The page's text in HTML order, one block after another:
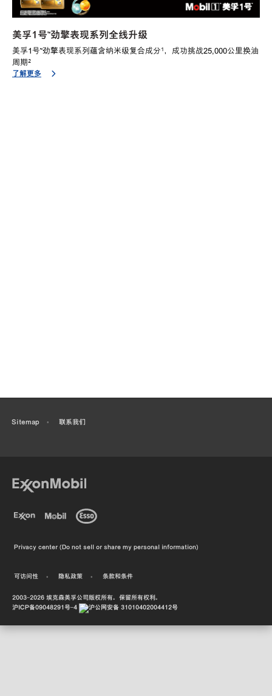
美孚1号™劲擎表现系列全线升级
美孚1号™劲擎表现系列蕴含纳米级复合成分¹，成功挑战25,000公里换油
周期²
了解更多
Sitemap • 联系我们
Privacy center (Do not sell or share my personal information)
可访问性 • 隐私政策 • 条款和条件
2003-2026 埃克森美孚公司版权所有。保留所有权利。
沪ICP备09048291号-4
沪公网安备 31010402004412号